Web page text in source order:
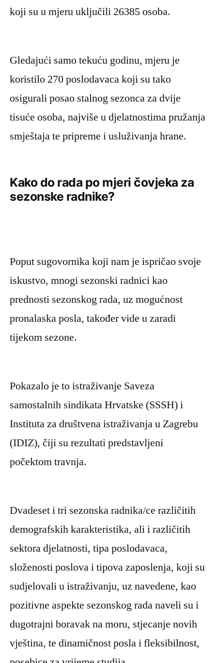
koji su u mjeru uključili 26385 osoba.
Gledajući samo tekuću godinu, mjeru je
koristilo 270 poslodavaca koji su tako
osigurali posao stalnog sezonca za dvije
tisuće osoba, najviše u djelatnostima pružanja
smještaja te pripreme i usluživanja hrane.
Kako do rada po mjeri čovjeka za
sezonske radnike?
Poput sugovornika koji nam je ispričao svoje
iskustvo, mnogi sezonski radnici kao
prednosti sezonskog rada, uz mogućnost
pronalaska posla, također vide u zaradi
tijekom sezone.
Pokazalo je to istraživanje Saveza
samostalnih sindikata Hrvatske (SSSH) i
Instituta za društvena istraživanja u Zagrebu
(IDIZ), čiji su rezultati predstavljeni
počektom travnja.
Dvadeset i tri sezonska radnika/ce različitih
demografskih karakteristika, ali i različitih
sektora djelatnosti, tipa poslodavaca,
složenosti poslova i tipova zaposlenja, koji su
sudjelovali u istraživanju, uz navedene, kao
pozitivne aspekte sezonskog rada naveli su i
dugotrajni boravak na moru, stjecanje novih
vještina, te dinamičnost posla i fleksibilnost,